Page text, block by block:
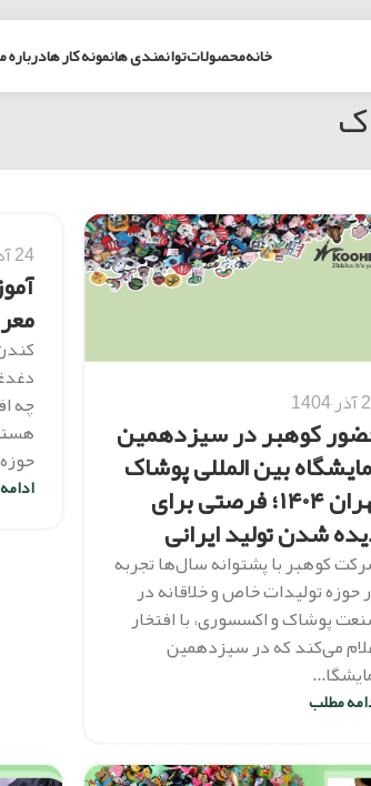
خانهمحصولاتتوانمندی هانمونه کار هادرباره
کوهبر در سیزدهمین
بین المللی پوشاک
تهران ۱۴۰۴؛ فرصتی برای
شدن تولید ایرانی
کوهبر با پشتوانه سال‌ها تجربه
حوزه تولیدات خاص و خلاقانه در
پوشاک و اکسسوری، با افتخار
می‌کند که در سیزدهمین
مطلب
24 آذر 1404
معرفی
چه